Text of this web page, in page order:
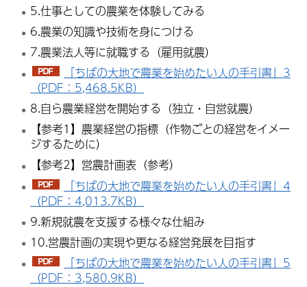
5.仕事としての農業を体験してみる
6.農業の知識や技術を身につける
7.農業法人等に就職する（雇用就農）
「ちばの大地で農業を始めたい人の手引書」3
（PDF：5,468.5KB）
8.自ら農業経営を開始する（独立・自営就農）
【参考1】農業経営の指標（作物ごとの経営をイメー
ジするために）
【参考2】営農計画表（参考）
「ちばの大地で農業を始めたい人の手引書」4
（PDF：4,013.7KB）
9.新規就農を支援する様々な仕組み
10.営農計画の実現や更なる経営発展を目指す
「ちばの大地で農業を始めたい人の手引書」5
（PDF：3,580.9KB）